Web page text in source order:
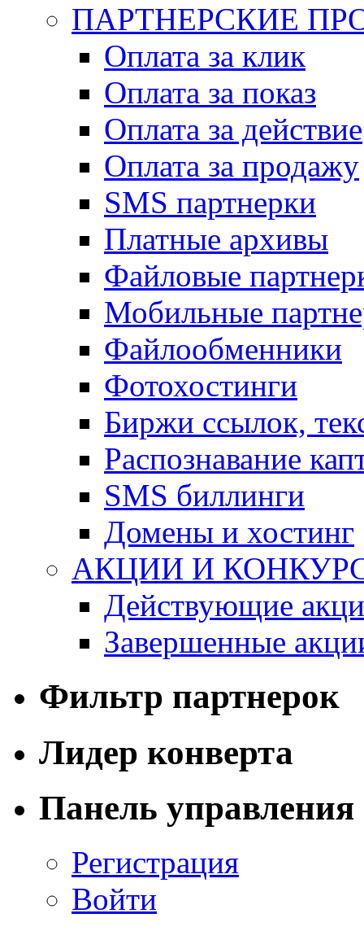
ПАРТНЕРСКИЕ
Оплата за клик
Оплата за показ
Оплата за действие
Оплата за продажу
SMS партнерки
Платные архивы
Файловые
Мобильные
Файлообменники
Фотохостинги
Биржи ссылок,
Распознавание
SMS биллинги
Домены и хостинг
АКЦИИ И
Действующие
Завершенные
Фильтр партнерок
Лидер конверта
Панель управления
Регистрация
Войти